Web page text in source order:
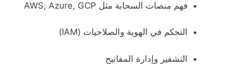
فهم منصات السحابة مثل AWS, Azure, GCP
التحكم في الهوية والصلاحيات (IAM)
التشفير وإدارة المفاتيح